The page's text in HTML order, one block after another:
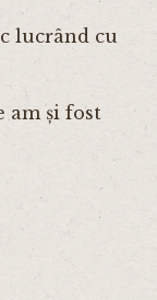
lucrând cu
am și fost